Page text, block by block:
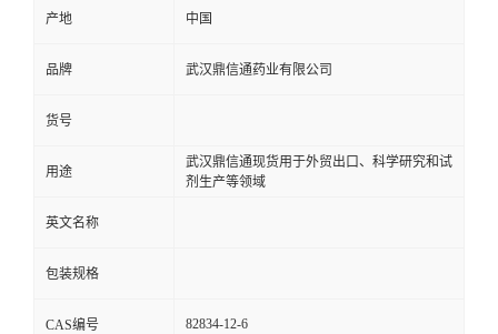
产地 中国
品牌 武汉鼎信通药业有限公司
货号
用途
武汉鼎信通现货用于外贸出口、科学研究和试
剂生产等领域
英文名称
包装规格
CAS编号 82834-12-6